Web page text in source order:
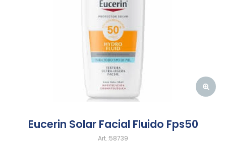
Eucerin Solar Facial Fluido Fps50
58739